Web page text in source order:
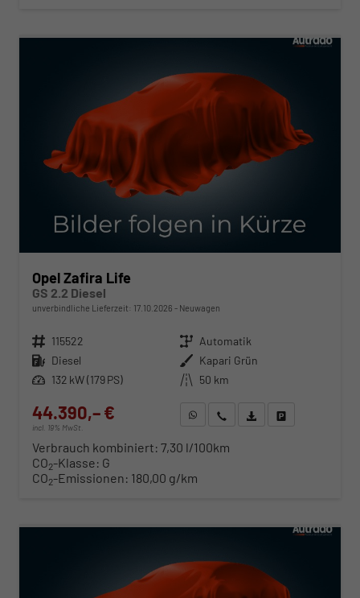
Opel Zafira Life
GS 2.2 Diesel
unverbindliche Lieferzeit: 17.10.2026 Neuwagen
Fahrzeugnr. 115522 Getriebe Automatik
Kraftstoff Diesel Außenfarbe Kapari Grün
Leistung 132 kW (179 PS) Kilometerstand 50 km
44.390,– €
incl. 19% MwSt.
WhatsApp anfragen
Wir rufen Sie anFahrzeugexposé (PDF)
Verbrauch kombiniert: 7,30 l/100km
CO2-Klasse: G
CO2-Emissionen: 180,00 g/km